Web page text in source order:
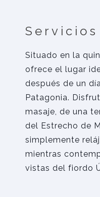
Servicios
Situado en la
ofrece el lugar
después de un
Patagonia.
masaje, de una
del Estrecho de
simplemente
mientras
vistas del fiordo